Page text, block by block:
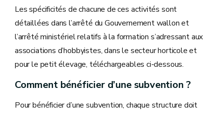
Les spécificités de chacune de ces activités sont
détaillées dans l’arrêté du Gouvernement wallon et
l’arrêté ministériel relatifs à la formation s’adressant aux
associations d’hobbyistes, dans le secteur horticole et
pour le petit élevage, téléchargeables ci-dessous.
Comment bénéficier d’une subvention ?
Pour bénéficier d’une subvention, chaque structure doit